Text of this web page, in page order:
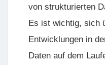
von strukturierten
Es ist wichtig, sich
Entwicklungen in
Daten auf dem